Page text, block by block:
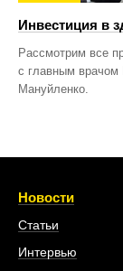
Инвестиция в
Рассмотрим все
с главным врачом
Мануйленко.
Новости
Статьи
Интервью